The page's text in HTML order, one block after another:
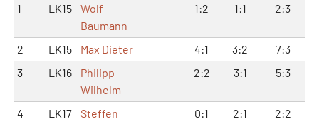
1
LK15
Wolf
Baumann
1:2 1:1 2:3
2 LK15 Max Dieter 4:1 3:2
7:3
3
LK16
Philipp
Wilhelm
2:2 3:1 5:3
4 LK17
Steffen
0:1 2:1 2:2